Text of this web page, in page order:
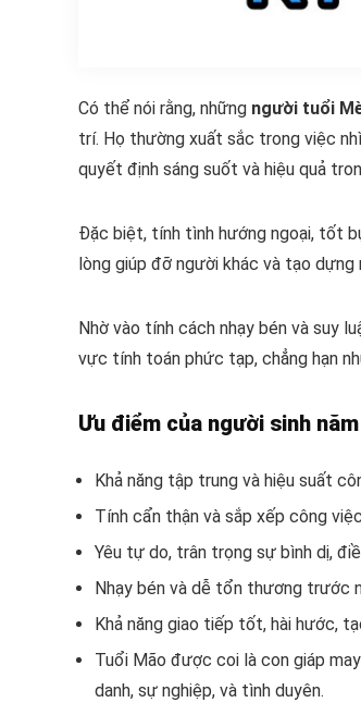
Có thể nói rằng, những người tuổi
trí. Họ thường xuất sắc trong việc
quyết định sáng suốt và hiệu quả
Đặc biệt, tính tình hướng ngoại, tốt
lòng giúp đỡ người khác và tạo dựng
Nhờ vào tính cách nhạy bén và suy
vực tính toán phức tạp, chẳng hạn
Ưu điểm của người sinh
Khả năng tập trung và hiệu suất
Tính cẩn thận và sắp xếp công
Yêu tự do, trân trọng sự bình dị,
Nhạy bén và dễ tổn thương trước
Khả năng giao tiếp tốt, hài hước,
Tuổi Mão được coi là con giáp
danh, sự nghiệp, và tình duyên.